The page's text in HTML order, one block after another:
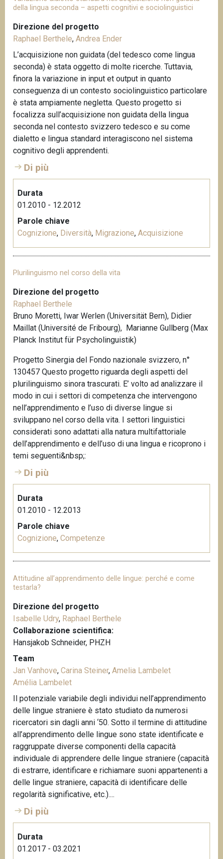
della lingua seconda – aspetti cognitivi e sociolinguistici
Direzione del progetto
Raphael Berthele, Andrea Ender
L’acquisizione non guidata (del tedesco come lingua
seconda) è stata oggetto di molte ricerche. Tuttavia,
finora la variazione in input et output in quanto
conseguenza di un contesto sociolinguistico particolare
è stata ampiamente negletta. Questo progetto si
focalizza sull’acquisizione non guidata della lingua
seconda nel contesto svizzero tedesco e su come
dialetto e lingua standard interagiscono nel sistema
cognitivo degli apprendenti.
Di più
Durata
01.2010 - 12.2012
Parole chiave
Cognizione, Diversità, Migrazione, Acquisizione
Plurilinguismo nel corso della vita
Direzione del progetto
Raphael Berthele
Bruno Moretti, Iwar Werlen (Universität Bern), Didier
Maillat (Université de Fribourg), Marianne Gullberg ( Max
Planck Institut für Psycholinguistik)
Progetto Sinergia del Fondo nazionale svizzero, n°
130457 Questo progetto riguarda degli aspetti del
plurilinguismo sinora trascurati. E’ volto ad analizzare il
modo in cui i settori di competenza che intervengono
nell’apprendimento e l’uso di diverse lingue si
sviluppano nel corso della vita. I settori linguistici
considerati sono adattati alla natura multifattoriale
dell’apprendimento e dell’uso di una lingua e ricoprono i
temi seguenti&nbsp;:
Di più
Durata
01.2010 - 12.2013
Parole chiave
Cognizione, Competenze
Attitudine all’apprendimento delle lingue: perché e come
testarla?
Direzione del progetto
Isabelle Udry, Raphael Berthele
Collaborazione scientifica:
Hansjakob Schneider, PHZH
Team
Jan Vanhove, Carina Steiner, Amelia Lambelet
Amélia Lambelet
Il potenziale variabile degli individui nell’apprendimento
delle lingue straniere è stato studiato da numerosi
ricercatori sin dagli anni ‘50. Sotto il termine di attitudine
all’apprendimento delle lingue sono state identificate e
raggruppate diverse componenti della capacità
individuale di apprendere delle lingue straniere (capacità
di estrarre, identificare e richiamare suoni appartenenti a
delle lingue straniere, capacità di identificare delle
regolarità significative, etc.)....
Di più
Durata
01.2017 - 03.2021